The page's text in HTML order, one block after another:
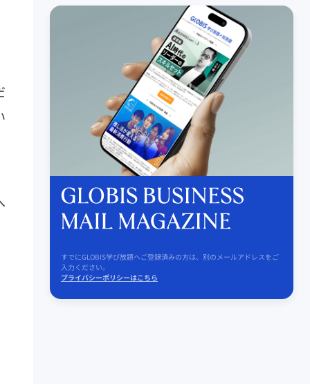
すでにGLOBIS学び放題へご登録済みの方は、別のメールアドレスをご
入力ください。
プライバシーポリシーはこちら